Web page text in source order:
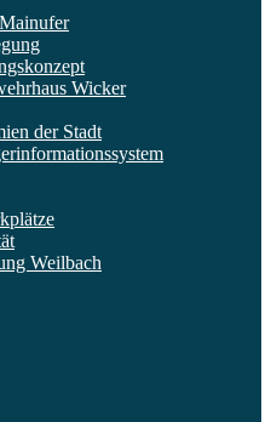
Wicker
der Stadt
Weilbach